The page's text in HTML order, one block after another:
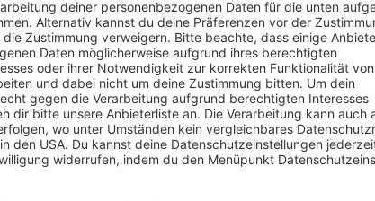
mit seiner Musik für Schlagzeilen gesorgt, sondern
Der 77-Jährige hat sein Augenlicht verloren. Und
so positiv wie eh und je.